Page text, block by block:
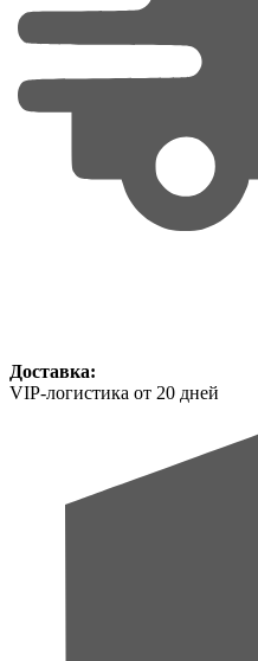
Доставка:
VIP-логистика от 20 дней